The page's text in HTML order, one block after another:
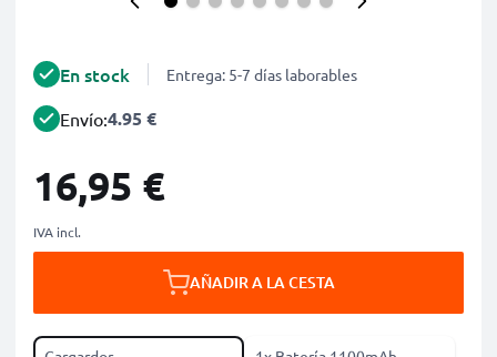
En stock Entrega: 5-7 días laborables
Envío:4.95 €
16,95 €
IVA incl.
AÑADIR A LA CESTA